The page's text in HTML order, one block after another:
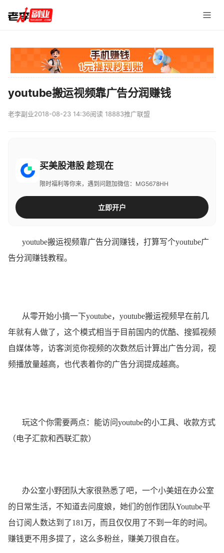
youtube搬运视频靠广告分润赚钱
老李副业2018-08-23 14:36阅读 18883推广联盟
买美股港股 趁现在
限时福利等你来，遇到问题加微信：MG5678HH
立即开户
youtube搬运视频靠广告分润赚钱，打算写个youtube广
告分润赚钱教程。
从零开始小搞一下youtube，youtube搬运视频早在前几
年就有人做了，这个模式相当于目前国内的优酷、搜狐视频
自媒体等，访客浏览你视频的次数然后计算出广告分润，视
频播放量越高，也代表着你的广告分润提成越高。
玩这个你需要两点：能访问youtube的小工具、收款方式
（电子汇款和西联汇款）
办公室小野团队大家很熟悉了吧，一个小美妞在办公室
的日常生活，不知道去问度娘，她们的创作团队Youtube平
台订阅人数达到了181万，而且仅仅用了不到一年的时间。
赚钱更不用多提了，这么多粉丝，赚美刀很自在。